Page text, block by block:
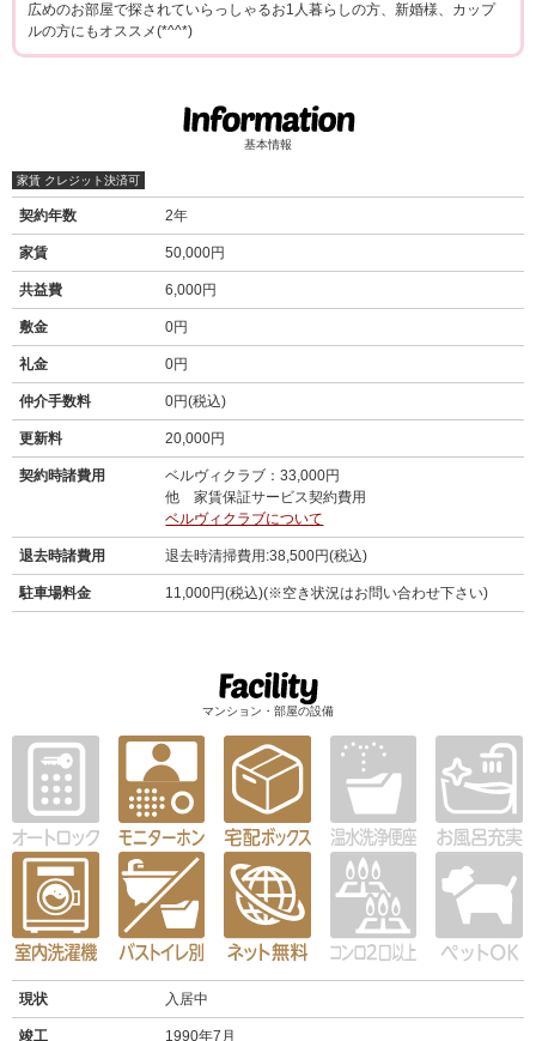
広めのお部屋で探されていらっしゃるお1人暮らしの方、新婚様、カップ
ルの方にもオススメ(*^^*)
基本情報
家賃 クレジット決済可
契約年数 2年
家賃 50,000円
共益費 6,000円
敷金 0円
礼金 0円
仲介手数料 0円(税込)
更新料 20,000円
契約時諸費用
ベルヴィクラブ：33,000円
他 家賃保証サービス契約費用
ベルヴィクラブについて
退去時諸費用 退去時清掃費用:38,500円(税込)
駐車場料金 11,000円(税込)(※空き状況はお問い合わせ下さい)
マンション・部屋の設備
現状 入居中
竣工 1990年7月